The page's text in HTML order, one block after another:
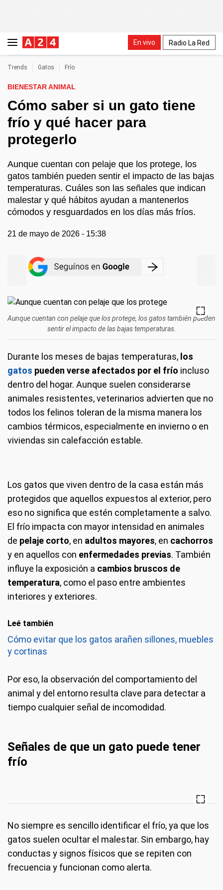
En vivo Radio La Red
Trends Gatos Frío
BIENESTAR ANIMAL
Cómo saber si un gato tiene
frío y qué hacer para
protegerlo
Aunque cuentan con pelaje que los protege, los
gatos también pueden sentir el impacto de las bajas
temperaturas. Cuáles son las señales que indican
malestar y qué hábitos ayudan a mantenerlos
cómodos y resguardados en los días más fríos.
21 de mayo de 2026 - 15:38
Aunque cuentan con pelaje que los protege, los gatos también pueden
sentir el impacto de las bajas temperaturas.
Durante los meses de bajas temperaturas, los
gatos pueden verse afectados por el frío incluso
dentro del hogar. Aunque suelen considerarse
animales resistentes, veterinarios advierten que no
todos los felinos toleran de la misma manera los
cambios térmicos, especialmente en invierno o en
viviendas sin calefacción estable.
Los gatos que viven dentro de la casa están más
protegidos que aquellos expuestos al exterior, pero
eso no significa que estén completamente a salvo.
El frío impacta con mayor intensidad en animales
de pelaje corto, en adultos mayores, en cachorros
y en aquellos con enfermedades previas. También
influye la exposición a cambios bruscos de
temperatura, como el paso entre ambientes
interiores y exteriores.
Leé también
Cómo evitar que los gatos arañen sillones, muebles
y cortinas
Por eso, la observación del comportamiento del
animal y del entorno resulta clave para detectar a
tiempo cualquier señal de incomodidad.
Señales de que un gato puede tener
frío
No siempre es sencillo identificar el frío, ya que los
gatos suelen ocultar el malestar. Sin embargo, hay
conductas y signos físicos que se repiten con
frecuencia y funcionan como alerta.